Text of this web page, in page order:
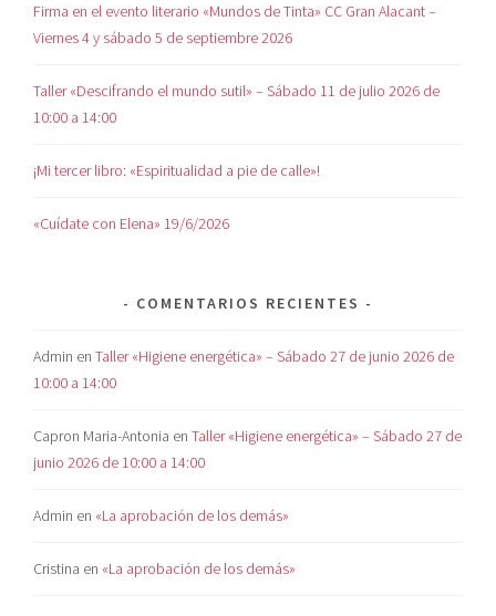
Firma en el evento literario «Mundos de Tinta» CC Gran Alacant –
Viernes 4 y sábado 5 de septiembre 2026
Taller «Descifrando el mundo sutil» – Sábado 11 de julio 2026 de
10:00 a 14:00
¡Mi tercer libro: «Espiritualidad a pie de calle»!
«Cuídate con Elena» 19/6/2026
COMENTARIOS RECIENTES
Admin enTaller «Higiene energética» – Sábado 27 de junio 2026 de
10:00 a 14:00
Capron Maria-Antonia enTaller «Higiene energética» – Sábado 27 de
junio 2026 de 10:00 a 14:00
Admin en «La aprobación de los demás»
Cristina en «La aprobación de los demás»